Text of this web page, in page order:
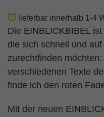
lieferbar innerhalb 1-4
Die EINBLICKBIBEL
die sich schnell und
zurechtfinden
verschiedenen Texte
finde ich den roten
Mit der neuen